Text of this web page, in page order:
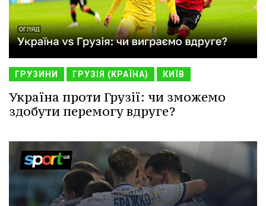
ГРУЗИНИ ГРУЗІЯ (КРАЇНА) КИЇВ
Україна проти Грузії: чи зможемо
здобути перемогу вдруге?